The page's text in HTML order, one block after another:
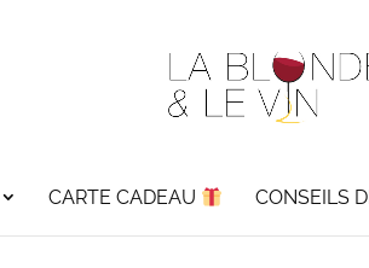
CARTE CADEAU CONSEILS